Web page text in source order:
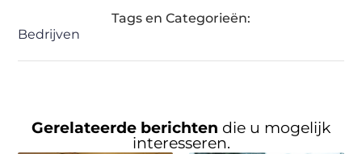
Tags en Categorieën:
Bedrijven
Gerelateerde berichten die u mogelijk
interesseren.